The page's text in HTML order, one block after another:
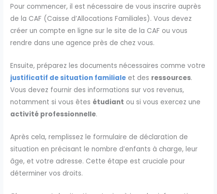
Pour commencer, il est nécessaire de vous inscrire auprès
de la CAF (Caisse d’Allocations Familiales). Vous devez
créer un compte en ligne sur le site de la CAF ou vous
rendre dans une agence près de chez vous.
Ensuite, préparez les documents nécessaires comme votre
justificatif de situation familiale et des ressources.
Vous devez fournir des informations sur vos revenus,
notamment si vous êtes étudiant ou si vous exercez une
activité professionnelle.
Après cela, remplissez le formulaire de déclaration de
situation en précisant le nombre d’enfants à charge, leur
âge, et votre adresse. Cette étape est cruciale pour
déterminer vos droits.